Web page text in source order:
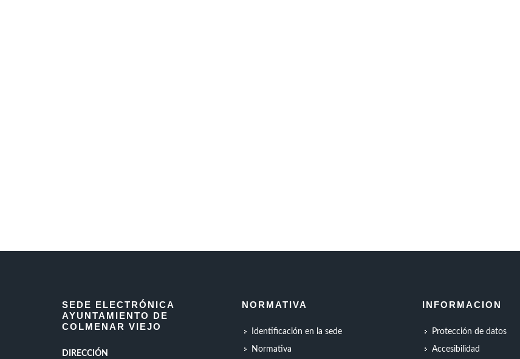
SEDE ELECTRÓNICA
AYUNTAMIENTO DE
COLMENAR VIEJO
DIRECCIÓN
NORMATIVA
Identificación en la sede
Normativa
INFORMACION
Protección de datos
Accesibilidad